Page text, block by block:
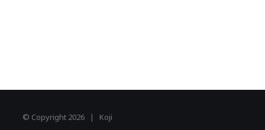
© Copyright 2026 | Koji